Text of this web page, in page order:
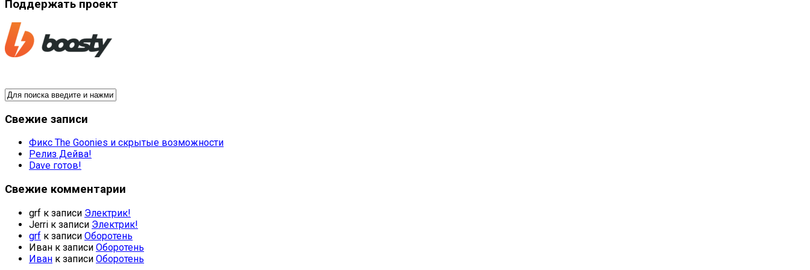
Поддержать проект
Свежие записи
Фикс The Goonies и скрытые возможности
Релиз Дейва!
Dave готов!
Свежие комментарии
grf к записи Электрик!
Jerri к записи Электрик!
grf к записи Оборотень
Иван к записи Оборотень
Иван к записи Оборотень